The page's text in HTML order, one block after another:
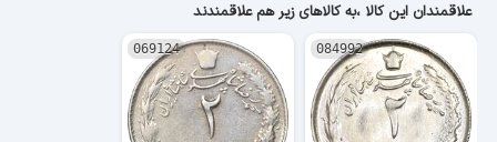
علاقمندان این کالا ،به کالاهای زیر هم علاقمندند
084992
069124